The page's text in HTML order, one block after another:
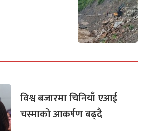
विश्व बजारमा चिनियाँ एआई
चस्माको आकर्षण बढ्दै